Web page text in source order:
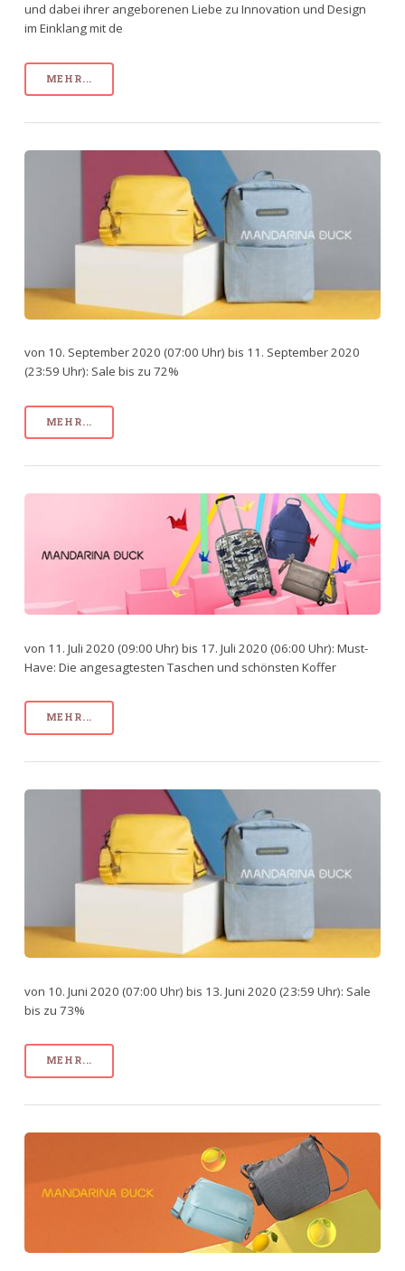
und dabei ihrer angeborenen Liebe zu Innovation und Design
im Einklang mit de
MEHR...
von 10. September 2020 (07:00 Uhr) bis 11. September 2020
(23:59 Uhr): Sale bis zu 72%
MEHR...
von 11. Juli 2020 (09:00 Uhr) bis 17. Juli 2020 (06:00 Uhr): Must-
Have: Die angesagtesten Taschen und schönsten Koffer
MEHR...
von 10. Juni 2020 (07:00 Uhr) bis 13. Juni 2020 (23:59 Uhr): Sale
bis zu 73%
MEHR...